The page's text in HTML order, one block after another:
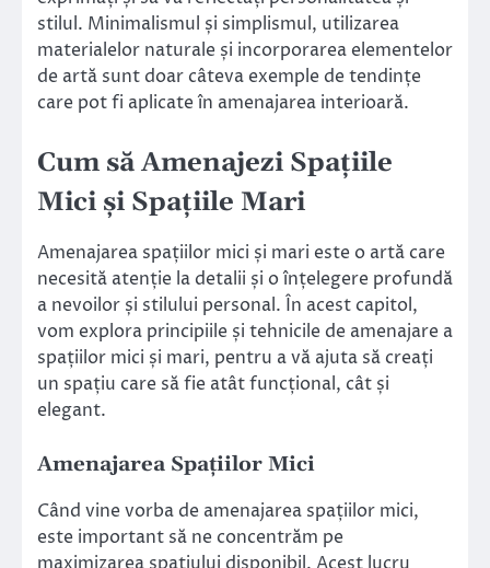
stilul. Minimalismul și simplismul, utilizarea
materialelor naturale și incorporarea elementelor
de artă sunt doar câteva exemple de tendințe
care pot fi aplicate în amenajarea interioară.
Cum să Amenajezi Spațiile
Mici și Spațiile Mari
Amenajarea spațiilor mici și mari este o artă care
necesită atenție la detalii și o înțelegere profundă
a nevoilor și stilului personal. În acest capitol,
vom explora principiile și tehnicile de amenajare a
spațiilor mici și mari, pentru a vă ajuta să creați
un spațiu care să fie atât funcțional, cât și
elegant.
Amenajarea Spațiilor Mici
Când vine vorba de amenajarea spațiilor mici,
este important să ne concentrăm pe